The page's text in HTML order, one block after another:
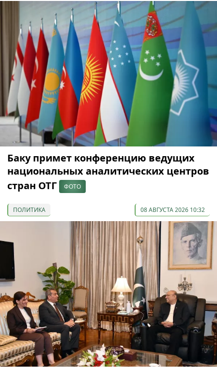
Баку примет конференцию ведущих
национальных аналитических центров
стран ОТГ
ФОТО
ПОЛИТИКА 08 АВГУСТА 2026 10:32